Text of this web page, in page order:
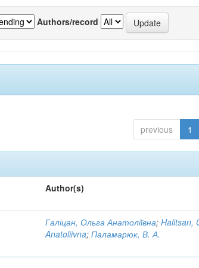
Authors/record
previous 1
Author(s)
Галіцан, Ольга Анатоліївна;Halitsan,
Anatoliivna;Паламарюк, В. А.